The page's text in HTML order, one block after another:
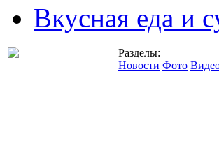
Вкусная еда и
Разделы:
Новости Фото